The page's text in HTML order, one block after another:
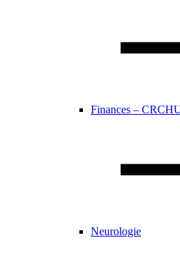
Finances –
Neurologie